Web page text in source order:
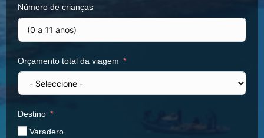
Número de crianças
Orçamento total da viagem
Destino
Varadero